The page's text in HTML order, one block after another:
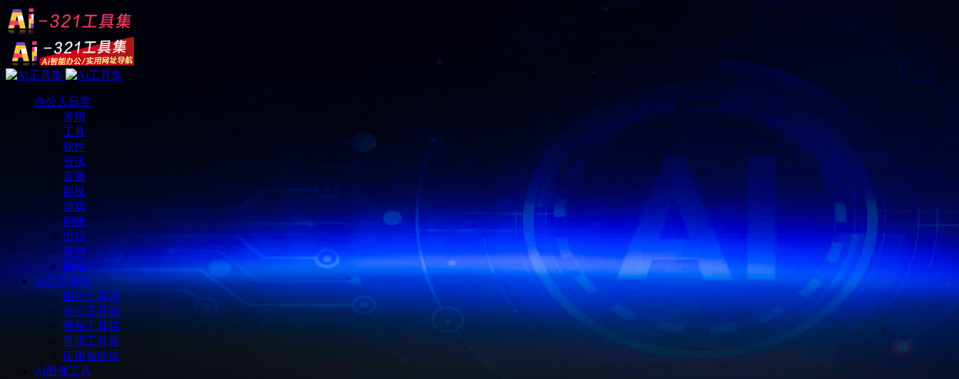
办公人日常
常用
工具
软件
资讯
直播
影视
游戏
购物
出行
查询
邮箱
Ai工具箱集
图片工具箱
办公工具箱
视频工具箱
音频工具箱
应用智能体
Ai图像工具